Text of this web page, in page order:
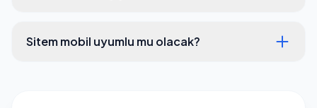
Sitem mobil uyumlu mu olacak?